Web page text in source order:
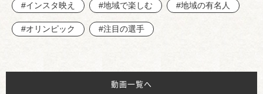
#インスタ映え #地域で楽しむ #地域の有名人
#オリンピック #注目の選手
動画一覧へ